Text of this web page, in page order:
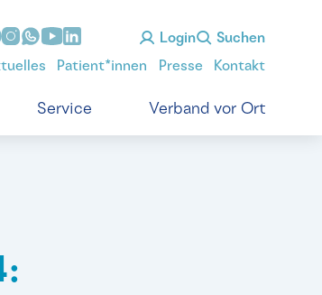
Login Suchen
Patient*innen Presse Kontakt
Service Verband vor Ort